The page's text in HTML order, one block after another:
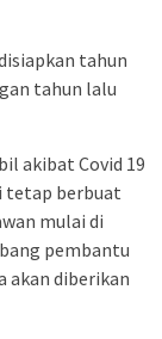
tahun
tahun lalu
akibat Covid 19
tetap berbuat
mulai di
pembantu
akan diberikan